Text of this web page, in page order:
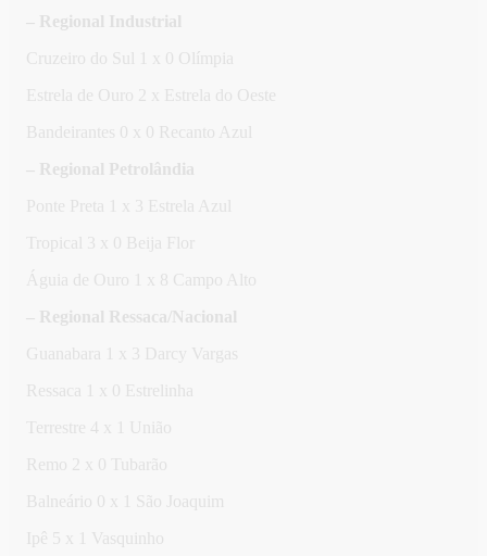
– Regional Industrial
Cruzeiro do Sul 1 x 0 Olímpia
Estrela de Ouro 2 x Estrela do Oeste
Bandeirantes 0 x 0 Recanto Azul
– Regional Petrolândia
Ponte Preta 1 x 3 Estrela Azul
Tropical 3 x 0 Beija Flor
Águia de Ouro 1 x 8 Campo Alto
– Regional Ressaca/Nacional
Guanabara 1 x 3 Darcy Vargas
Ressaca 1 x 0 Estrelinha
Terrestre 4 x 1 União
Remo 2 x 0 Tubarão
Balneário 0 x 1 São Joaquim
Ipê 5 x 1 Vasquinho